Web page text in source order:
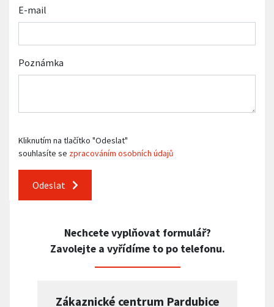
E-mail
Poznámka
Kliknutím na tlačítko "Odeslat"
souhlasíte se zpracováním osobních údajů
Odeslat
Nechcete vyplňovat formulář?
Zavolejte a vyřídíme to po telefonu.
Zákaznické centrum Pardubice